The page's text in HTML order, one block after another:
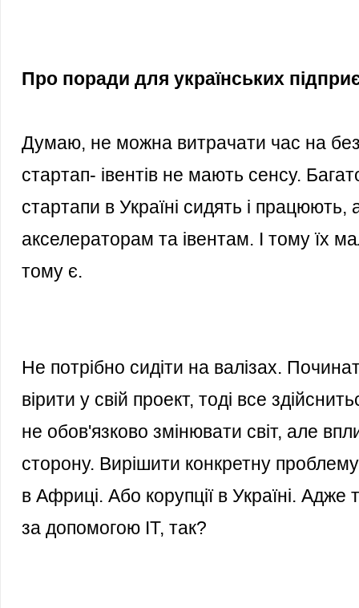
Про поради для українських
Думаю, не можна витрачати час на
стартап- івентів не мають сенсу.
стартапи в Україні сидять і
акселераторам та івентам. І тому їх
тому є.
Не потрібно сидіти на валізах.
вірити у свій проект, тоді все
не обов'язково змінювати світ, але
сторону. Вирішити конкретну
в Африці. Або корупції в Україні.
за допомогою IT, так?